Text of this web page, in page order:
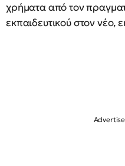
χρήματα από τον
εκπαιδευτικού στον νέο,